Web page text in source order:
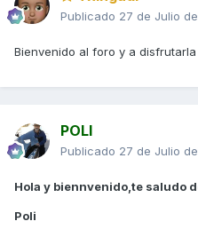
Publicado 27 de Julio
Bienvenido al foro y a disfrutarla
POLI
Publicado 27 de Julio
Hola y biennvenido,te saludo
Poli